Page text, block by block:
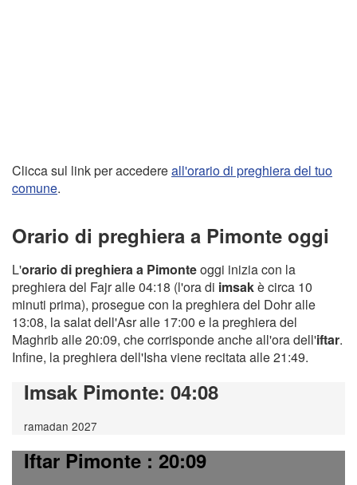
Clicca sul link per accedereall'orario di preghiera del tuo
comune.
Orario di preghiera a Pimonte oggi
L'orario di preghiera a Pimonteoggi inizia con la
preghiera del Fajr alle 04:18 (l'ora di imsakè circa 10
minuti prima), prosegue con la preghiera del Dohr alle
13:08, la salat dell'Asr alle 17:00 e la preghiera del
Maghrib alle 20:09, che corrisponde anche all'ora dell'iftar.
Infine, la preghiera dell'Isha viene recitata alle 21:49.
Imsak Pimonte: 04:08
ramadan 2027
Iftar Pimonte: 20:09